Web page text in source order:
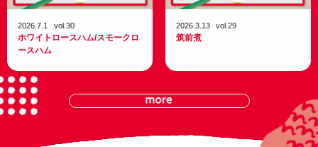
2026.7.1 vol.30
ホワイ ト ロースハム/スモーク ロ
ースハム
2026.3.13 vol.29
筑前煮